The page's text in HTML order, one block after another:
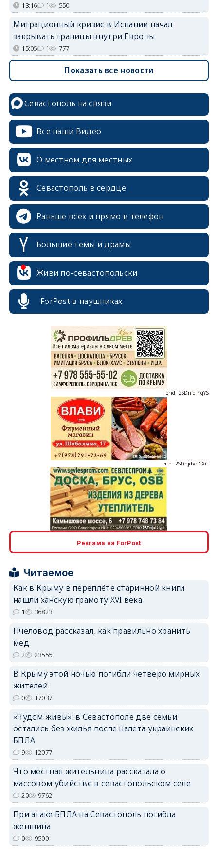
13:16 1 550
Миграционный кризис в Испании начал
закрывать границы внутри Европы
15:05 1 777
Показать все новости
Севастополь на связи
Все наши Видео
О местном для местных
Севастополь в сердце
Раньше всех и прямо в телефон
Большие темы и драмы
Живи по-севастопольски
ForPost в наушниках
erid: 2SDnjdPjgYS
erid: 2SDnjdvhGXG
erid: 2SDnjdvhGXG
Реклама на ForPost
Читаемое
Как в Крыму в переплёте старинной книги
нашли ханскую грамоту XVI века
1 36823
Пчеловод рассказал, как правильно хранить
мёд
2 23555
В Крыму этой ночью погибли четверо мирных
жителей
0 17037
«Чудом живы»: в Севастополе две семьи
остались без жилья после налёта украинских
БПЛА
9 12077
Что местная жительница рассказала о
массовом убийстве в севастопольском селе
20 9762
При атаке БПЛА на Севастополь погибла
женщина
0 9500